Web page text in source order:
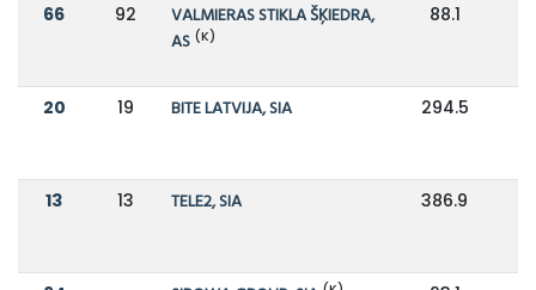
66 92
VALMIERAS STIKLA ŠĶIEDRA,
AS (K)
88.1
20 19 BITE LATVIJA, SIA 294.5
13 13 TELE2, SIA 386.9